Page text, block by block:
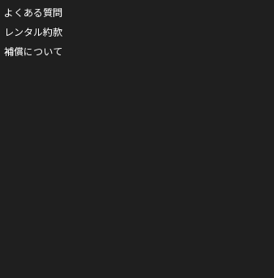
よくある質問
レンタル約款
補償について